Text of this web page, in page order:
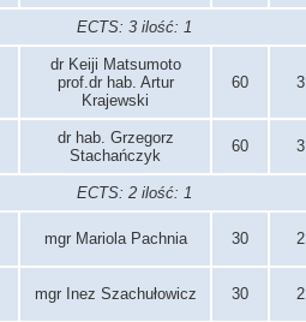
ECTS: 3 ilość: 1
dr Keiji Matsumoto
prof.dr hab. Artur
Krajewski
60 3
dr hab. Grzegorz
Stachańczyk
60 3
ECTS: 2 ilość: 1
mgr Mariola Pachnia 30 2
mgr Inez Szachułowicz 30 2